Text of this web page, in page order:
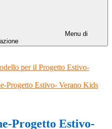
Menu di
per il Progetto Estivo-
Progetto Estivo- Verano Kids
Progetto Estivo-